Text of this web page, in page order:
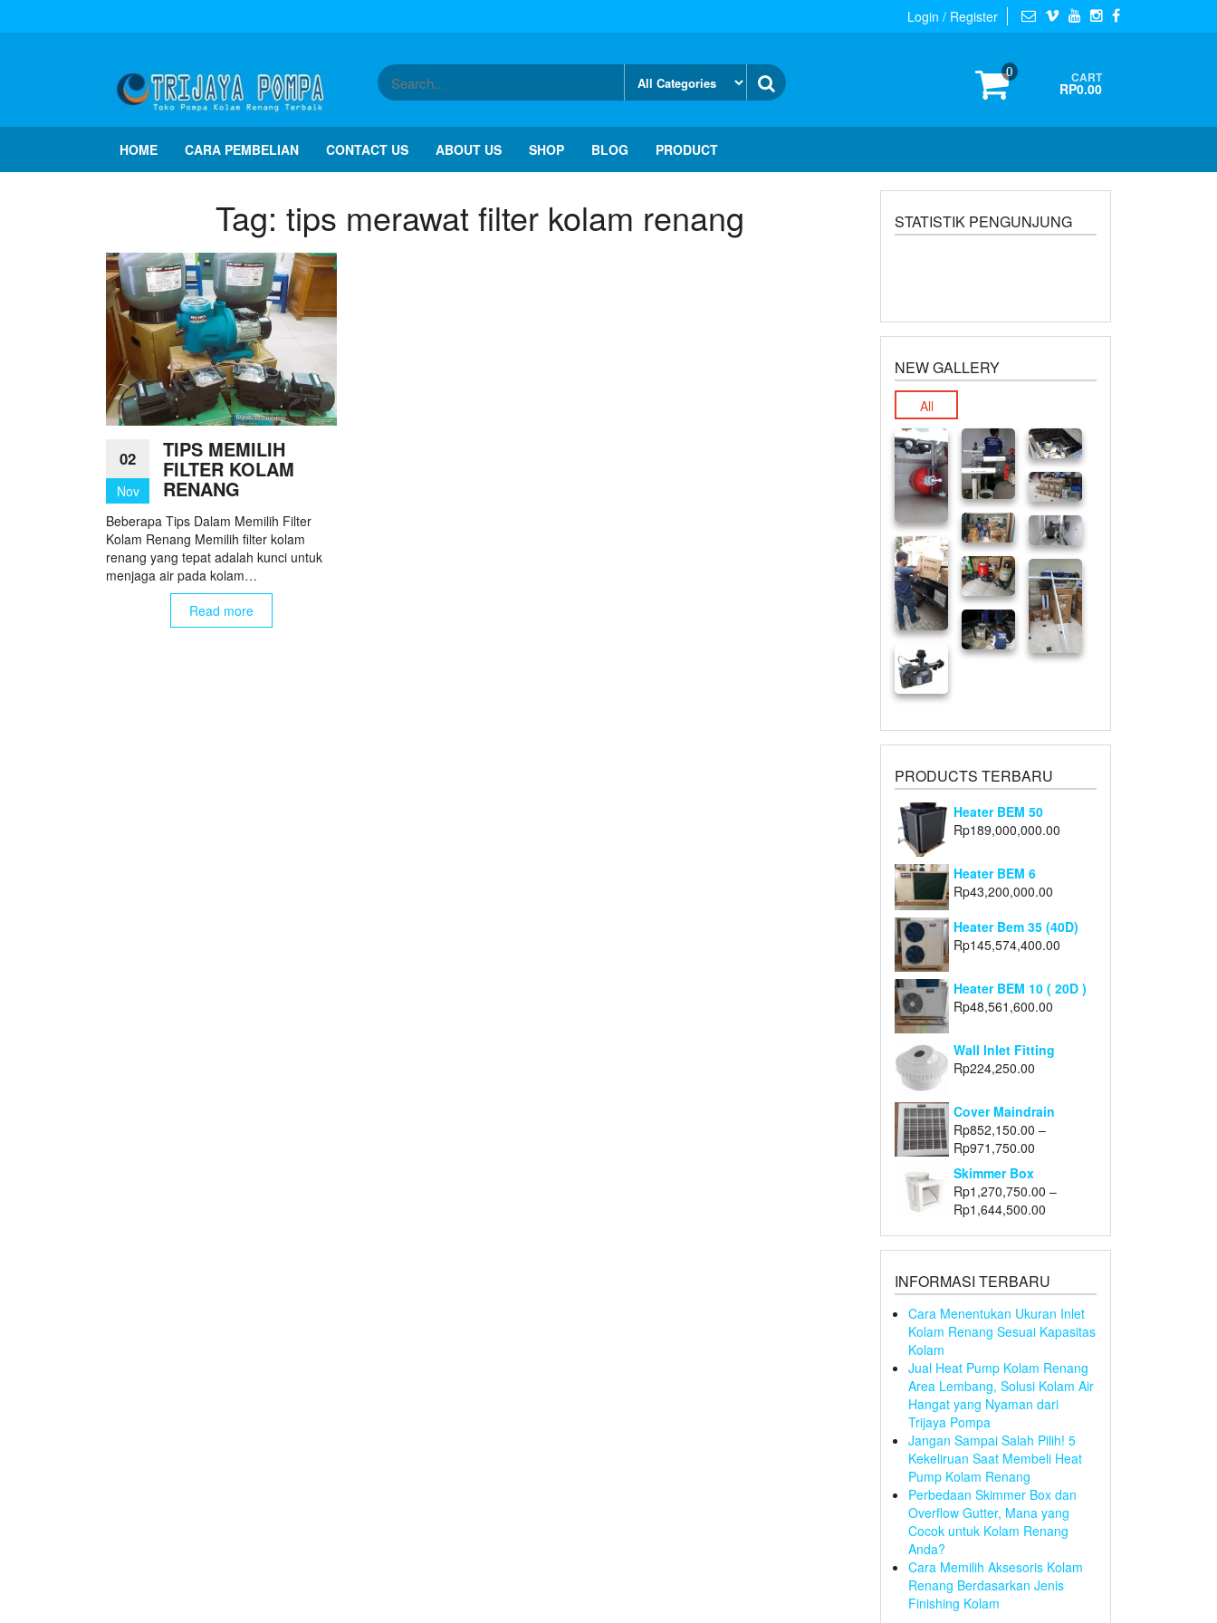
Login / Register
0 CART
RP0.00
HOME CARA PEMBELIAN CONTACT US ABOUT US SHOP BLOG PRODUCT
Tag: tips merawat filter kolam renang
02
Nov
TIPS MEMILIH
FILTER KOLAM
RENANG
Beberapa Tips Dalam Memilih Filter
Kolam Renang Memilih filter kolam
renang yang tepat adalah kunci untuk
menjaga air pada kolam…
Read more
STATISTIK PENGUNJUNG
NEW GALLERY
All
PRODUCTS TERBARU
Heater BEM 50
Rp189,000,000.00
Heater BEM 6
Rp43,200,000.00
Heater Bem 35 (40D)
Rp145,574,400.00
Heater BEM 10 ( 20D )
Rp48,561,600.00
Wall Inlet Fitting
Rp224,250.00
Cover Maindrain
Rp852,150.00 –
Rp971,750.00
Skimmer Box
Rp1,270,750.00 –
Rp1,644,500.00
INFORMASI TERBARU
Cara Menentukan Ukuran Inlet
Kolam Renang Sesuai Kapasitas
Kolam
Jual Heat Pump Kolam Renang
Area Lembang, Solusi Kolam Air
Hangat yang Nyaman dari
Trijaya Pompa
Jangan Sampai Salah Pilih! 5
Kekeliruan Saat Membeli Heat
Pump Kolam Renang
Perbedaan Skimmer Box dan
Overflow Gutter, Mana yang
Cocok untuk Kolam Renang
Anda?
Cara Memilih Aksesoris Kolam
Renang Berdasarkan Jenis
Finishing Kolam